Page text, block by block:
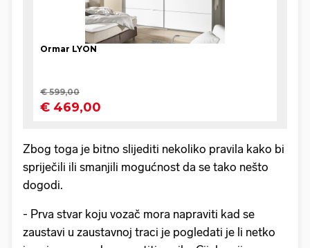
Zbog toga je bitno slijediti nekoliko pravila kako bi
spriječili ili smanjili mogućnost da se tako nešto
dogodi.
- Prva stvar koju vozač mora napraviti kad se
zaustavi u zaustavnoj traci je pogledati je li netko